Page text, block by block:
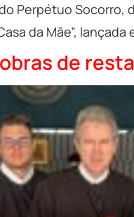
Perpétuo
da Mãe”,
de